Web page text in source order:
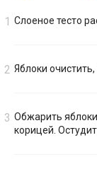
Слоеное тесто
Яблоки
Обжарить
корицей.